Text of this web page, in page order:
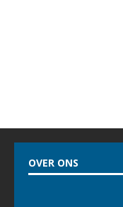
OVER ONS